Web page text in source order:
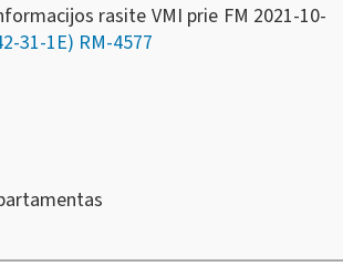
rasite VMI prie FM 2021-10-
31-1E) RM-4577